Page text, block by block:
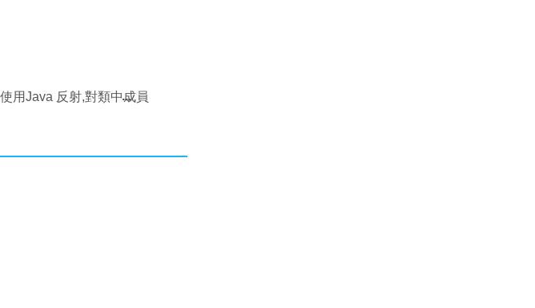
使用Java 反射,對類中成員